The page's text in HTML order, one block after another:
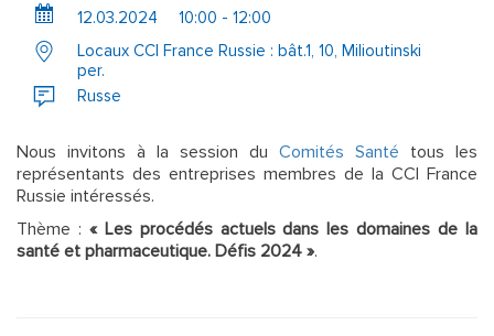
12.03.2024
10:00 - 12:00
Locaux CCI France Russie : bât.1, 10, Milioutinski
per.
Russe
Nous invitons à la session du Comités Santé tous les
représentants des entreprises membres de la CCI France
Russie intéressés.
Thème : « Les procédés actuels dans les domaines de la
santé et pharmaceutique. Défis 2024 ».